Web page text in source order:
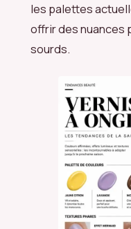
les palettes
offrir des nuances
sourds.